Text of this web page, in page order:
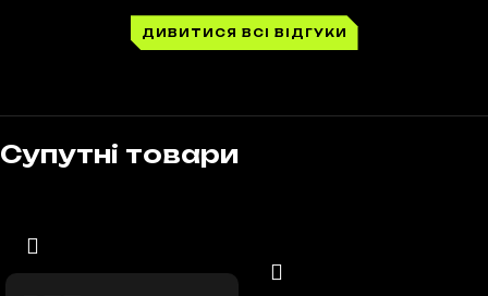
ДИВИТИСЯ ВСІ ВІДГУКИ
Супутні товари